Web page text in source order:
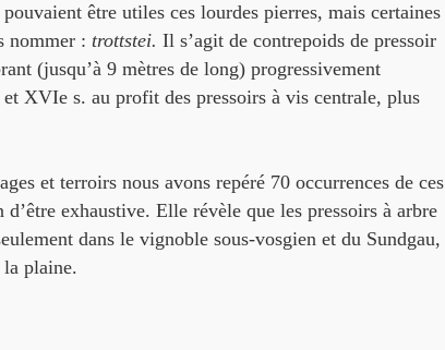
être utiles ces lourdes pierres, mais certaines
nommer : trottstei. Il s’agit de contrepoids de pressoir
(jusqu’à 9 mètres de long) progressivement
et XVIe s. au profit des pressoirs à vis centrale, plus
et terroirs nous avons repéré 70 occurrences de ces
exhaustive. Elle révèle que les pressoirs à arbre
dans le vignoble sous-vosgien et du Sundgau,
la plaine.